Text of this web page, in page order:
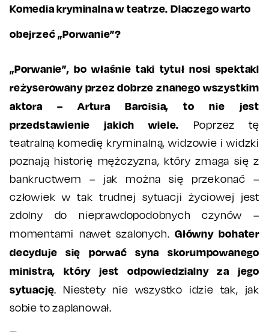
Komedia kryminalna w teatrze. Dlaczego warto
obejrzeć „Porwanie”?
„Porwanie”, bo właśnie taki tytuł nosi spektakl
reżyserowany przez dobrze znanego wszystkim
aktora – Artura Barcisia, to nie jest
przedstawienie jakich wiele. Poprzez tę
teatralną komedię kryminalną, widzowie i widzki
poznają historię mężczyzna, który zmaga się z
bankructwem – jak można się przekonać –
człowiek w tak trudnej sytuacji życiowej jest
zdolny do nieprawdopodobnych czynów –
momentami nawet szalonych. Główny bohater
decyduje się porwać syna skorumpowanego
ministra, który jest odpowiedzialny za jego
sytuację. Niestety nie wszystko idzie tak, jak
sobie to zaplanował.